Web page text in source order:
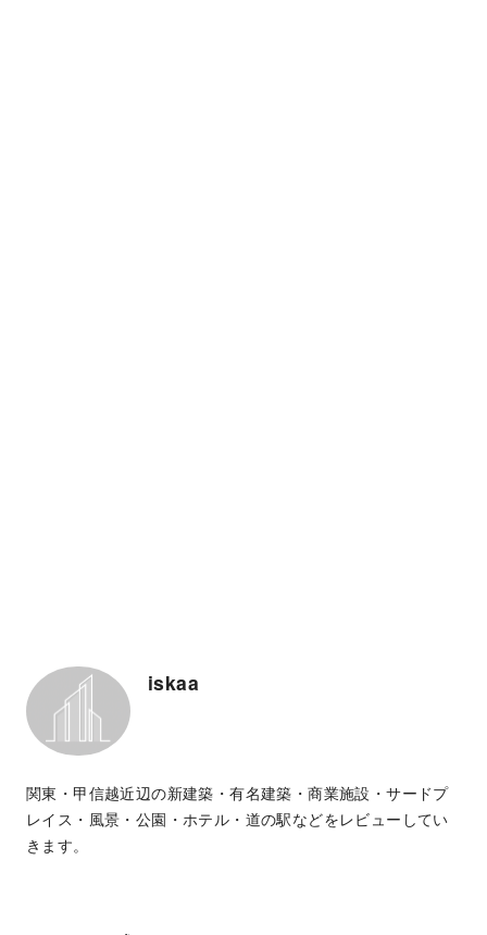
iskaa
関東・甲信越近辺の新建築・有名建築・商業施設・サードプ
レイス・風景・公園・ホテル・道の駅などをレビューしてい
きます。